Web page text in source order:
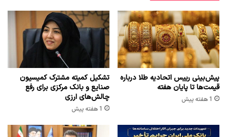
پیش‌بینی رییس اتحادیه طلا درباره
قیمت‌ها تا پایان هفته
1 هفته پیش
تشکیل کمیته مشترک کمیسیون
صنایع و بانک مرکزی برای رفع
چالش‌های ارزی
1 هفته پیش